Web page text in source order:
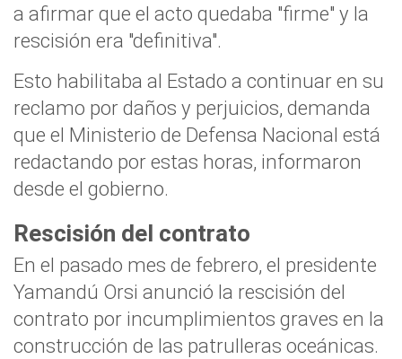
a afirmar que el acto quedaba "firme" y la
rescisión era "definitiva".
Esto habilitaba al Estado a continuar en su
reclamo por daños y perjuicios, demanda
que el Ministerio de Defensa Nacional está
redactando por estas horas, informaron
desde el gobierno.
Rescisión del contrato
En el pasado mes de febrero, el presidente
Yamandú Orsi anunció la rescisión del
contrato por incumplimientos graves en la
construcción de las patrulleras oceánicas.